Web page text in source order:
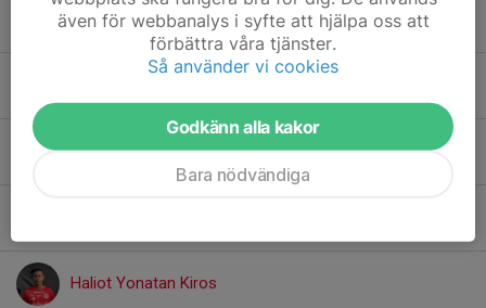
15. Darvin Hedeney
10. Elion Berisha
Haliot Yonatan Kiros
även för webbanalys i syfte att hjälpa oss att
förbättra våra tjänster.
Så använder vi cookies
Godkänn alla kakor
Bara nödvändiga